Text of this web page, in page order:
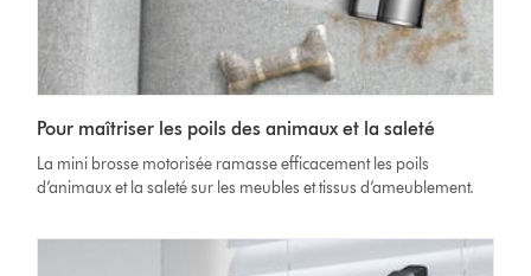
Pour maîtriser les poils des animaux et la saleté
La mini brosse motorisée ramasse efficacement les poils
d’animaux et la saleté sur les meubles et tissus d’ameublement.